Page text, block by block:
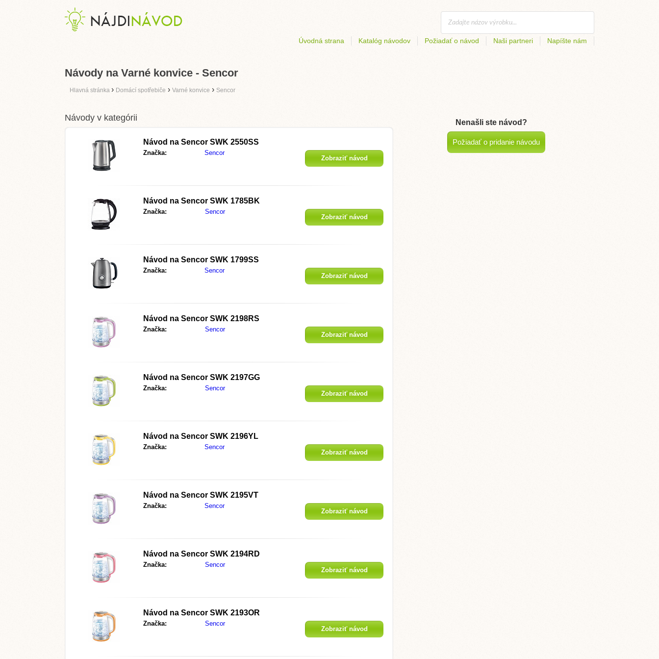
Úvodná strana Katalóg návodov Požiadať o návod Naši partneri Napíšte nám
Návody na Varné konvice - Sencor
Hlavná stránka › Domácí spotřebiče › Varné konvice › Sencor
Návody v kategórii
Návod na Sencor SWK 2550SS
Značka: Sencor
Zobraziť návod
Návod na Sencor SWK 1785BK
Značka: Sencor
Zobraziť návod
Návod na Sencor SWK 1799SS
Značka: Sencor
Zobraziť návod
Návod na Sencor SWK 2198RS
Značka: Sencor
Zobraziť návod
Návod na Sencor SWK 2197GG
Značka: Sencor
Zobraziť návod
Návod na Sencor SWK 2196YL
Značka: Sencor
Zobraziť návod
Návod na Sencor SWK 2195VT
Značka: Sencor
Zobraziť návod
Návod na Sencor SWK 2194RD
Značka: Sencor
Zobraziť návod
Návod na Sencor SWK 2193OR
Značka: Sencor
Zobraziť návod
Nenašli ste návod?
Požiadať o pridanie návodu